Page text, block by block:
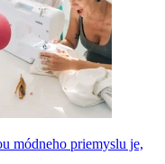
módneho priemyslu je,